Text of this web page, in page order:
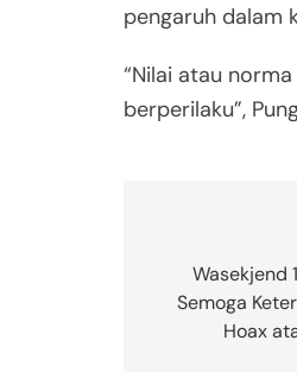
pengaruh dalam
“Nilai atau
berperilaku”,
posWasekjend
Semoga
Hoax